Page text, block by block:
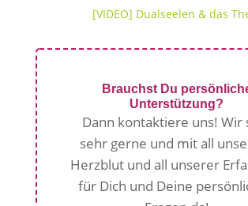
[VIDEO] Dualseelen & das
Brauchst Du
Unterstützung?
Dann kontaktiere uns! Wir
sehr gerne und mit all
Herzblut und all unserer
für Dich und Deine